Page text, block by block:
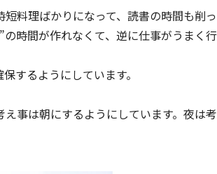
料理ばかりになって、読書の時間も削
時間が作れなくて、逆に仕事がうまく
するようにしています。
事は朝にするようにしています。夜は